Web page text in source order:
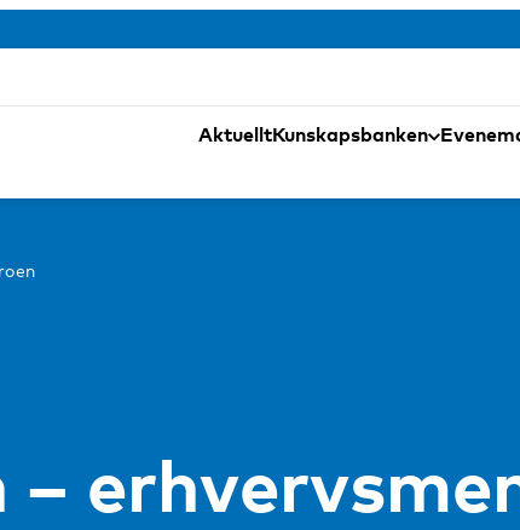
AktuelltKunskapsbanken
–